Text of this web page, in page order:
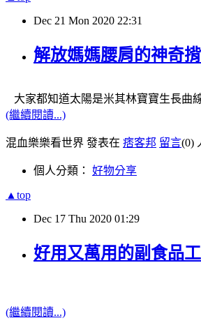
Dec 21 Mon 2020 22:31
解放媽媽腰肩的神奇
大家都知道太陽是米其林寶寶生長曲
(繼續閱讀...)
混血樂樂看世界 發表在 痞客邦 留言(0)
個人分類： 好物分享
▲top
Dec 17 Thu 2020 01:29
好用又萬用的副食品
(繼續閱讀...)